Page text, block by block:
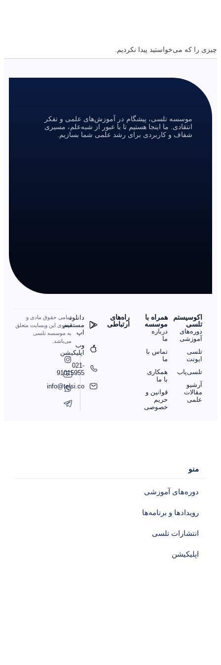
چیزی را که می‌خواستید پیدا نکردیم.
موسسه تلسی، پیشگام در آموزش‌های علمی و تفکر
انتقادی. ما اینجا هستیم تا با عبور از شبه‌علم، مسیری
شفاف و کاربردی برای رشد علمی شما بسازیم.
اکوسیستم
تلسی
دوره‌های
آموزشی
تلسی
ایونت
تلسی‌پاب
آرشیو
مقالات
علمی
همراه با
موسسه
درباره
ما
تماس با
ما
همکاری
با ما
قوانین و
حریم
خصوصی
را‌ه‌های
ارتباطی
دانلود
مستقیم
اپ
وب
اپلیکیشن
021-
91015955
info@telsi.co
تمامی حقوق مادی و
معنوی این وبسایت متعلق
به موسسه تلسی
می‌باشد.
منو
دوره‌های آموزشی‌
رویدادها و برنامه‌ها
انتشارات تلسی
اپلیکیشن